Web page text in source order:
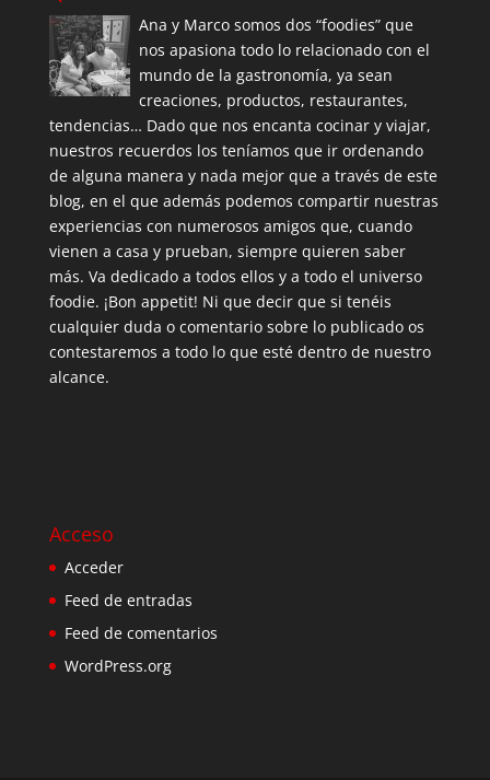
Ana y Marco somos dos “foodies” que
nos apasiona todo lo relacionado con el
mundo de la gastronomía, ya sean
creaciones, productos, restaurantes,
tendencias… Dado que nos encanta cocinar y viajar,
nuestros recuerdos los teníamos que ir ordenando
de alguna manera y nada mejor que a través de este
blog, en el que además podemos compartir nuestras
experiencias con numerosos amigos que, cuando
vienen a casa y prueban, siempre quieren saber
más. Va dedicado a todos ellos y a todo el universo
foodie. ¡Bon appetit! Ni que decir que si tenéis
cualquier duda o comentario sobre lo publicado os
contestaremos a todo lo que esté dentro de nuestro
alcance.
Acceso
Acceder
Feed de entradas
Feed de comentarios
WordPress.org